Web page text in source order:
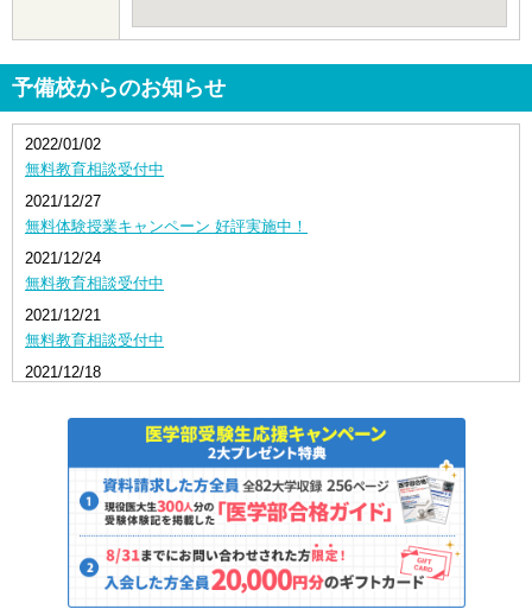
予備校からのお知らせ
2022/01/02
無料教育相談受付中
2021/12/27
無料体験授業キャンペーン 好評実施中！
2021/12/24
無料教育相談受付中
2021/12/21
無料教育相談受付中
2021/12/18
無料体験授業キャンペーン 好評実施中！
無料教育相談受付中